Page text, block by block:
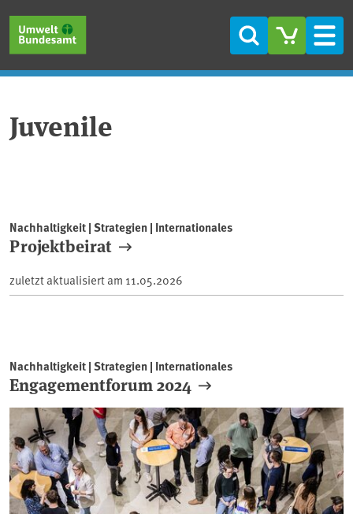
Suche
Juvenile
Nachhaltigkeit | Strategien | Internationales
Projektbeirat
zuletzt aktualisiert am 11.05.2026
Nachhaltigkeit | Strategien | Internationales
Engagementforum 2024